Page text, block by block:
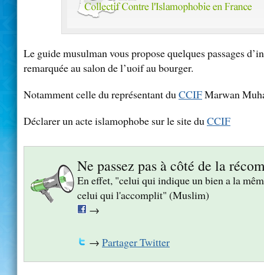
Le guide musulman vous propose quelques passages
remarquée au salon de l’uoif au bourger.
Notamment celle du représentant duCCIFMarwan
Déclarer un acte islamophobe sur le site duCCIF
Ne passez pas à côté de la
En effet, "celui qui indique un bien a la
celui qui l'accomplit" (Muslim)
→
→ Partager Twitter